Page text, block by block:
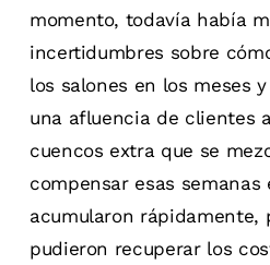
momento, todavía había
incertidumbres sobre
los salones en los meses
una afluencia de clientes
cuencos extra que se
compensar esas
acumularon rápidamente,
pudieron recuperar los